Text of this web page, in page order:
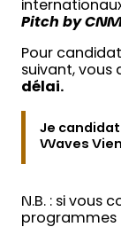
Pitch by
Pour
suivant, vous
délai.
Je
Waves
N.B. : si vous
programmes